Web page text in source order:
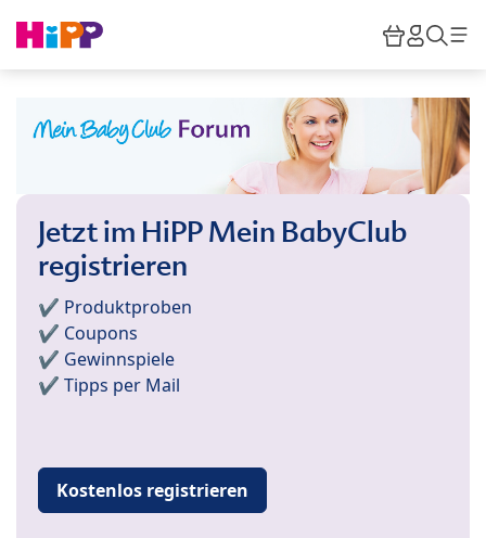
HiPP
Jetzt im HiPP Mein BabyClub
registrieren
✔️ Produktproben
✔️ Coupons
✔️ Gewinnspiele
✔️ Tipps per Mail
Kostenlos registrieren